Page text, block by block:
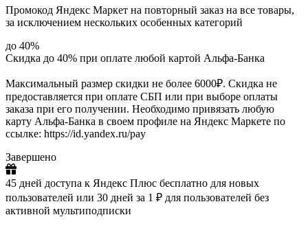
Промокод Яндекс Маркет на повторный заказ на все товары,
за исключением нескольких особенных категорий
до 40%
Скидка до 40% при оплате любой картой Альфа-Банка
Максимальный размер скидки не более 6000₽. Скидка не
предоставляется при оплате СБП или при выборе оплаты
заказа при его получении. Необходимо привязать любую
карту Альфа-Банка в своем профиле на Яндекс Маркете по
ссылке: https://id.yandex.ru/pay
Завершено
45 дней доступа к Яндекс Плюс бесплатно для новых
пользователей или 30 дней за 1 ₽ для пользователей без
активной мультиподписки